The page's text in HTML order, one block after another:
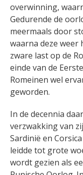
overwinning,
Gedurende de
meermaals door
waarna deze weer
zware last op de
einde van de
Romeinen wel
geworden.
In de decennia
verzwakking van
Sardinië en
leidde tot grote
wordt gezien als